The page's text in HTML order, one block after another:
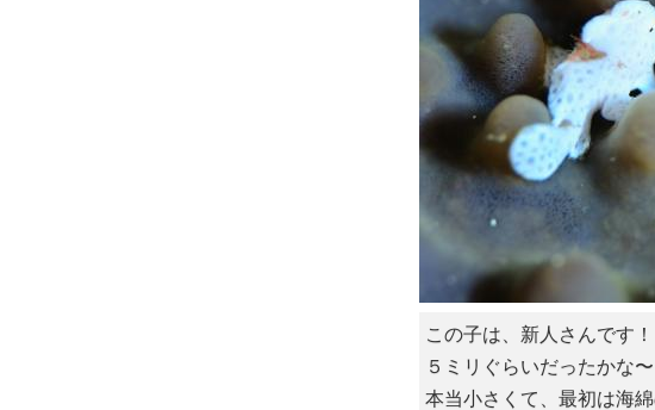
この子は、新人さんです！
５ミリぐらいだったかな〜
本当小さくて、最初は海